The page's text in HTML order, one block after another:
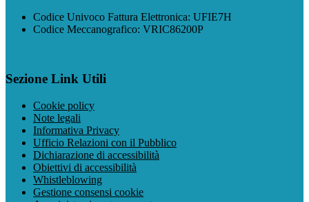
Codice Univoco Fattura Elettronica: UFIE7H
Codice Meccanografico: VRIC86200P
Sezione Link Utili
Cookie policy
Note legali
Informativa Privacy
Ufficio Relazioni con il Pubblico
Dichiarazione di accessibilità
Obiettivi di accessibilità
Whistleblowing
Gestione consensi cookie